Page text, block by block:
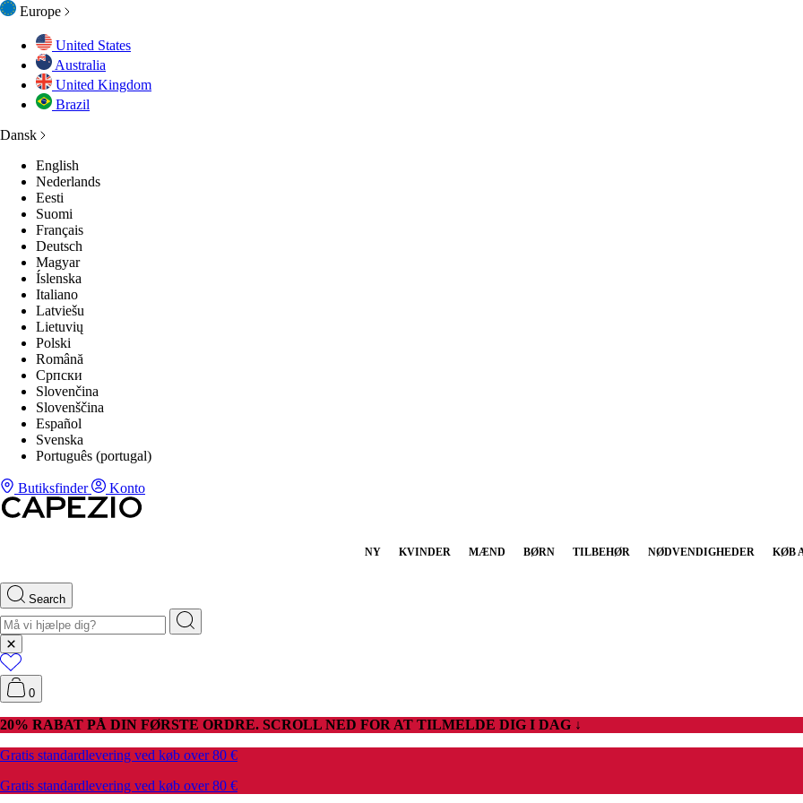
Europe
United States
Australia
United Kingdom
Brazil
Dansk
English
Nederlands
Eesti
Suomi
Français
Deutsch
Magyar
Íslenska
Italiano
Latviešu
Lietuvių
Polski
Română
Српски
Slovenčina
Slovenščina
Español
Svenska
Português (portugal)
Butiksfinder Konto
NY KVINDER MÆND BØRN TILBEHØR NØDVENDIGHEDER KØB
Search
0
20% RABAT PÅ DIN FØRSTE ORDRE. SCROLL NED FOR AT TILMELDE DIG I DAG ↓
Gratis standardlevering ved køb over 80 €
Gratis standardlevering ved køb over 80 €